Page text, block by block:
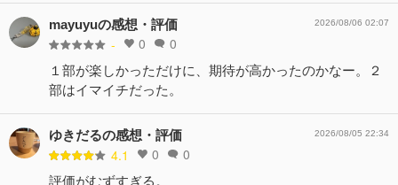
mayuyuの感想・評価
- 0 0
2026/08/06 02:07
１部が楽しかっただけに、期待が高かったのかなー。２
部はイマイチだった。
ゆきだるの感想・評価
4.1 0 0
2026/08/05 22:34
評価がむずすぎる。